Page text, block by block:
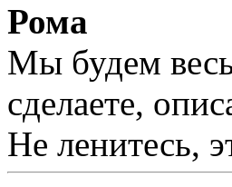
Рома
Мы будем
сделаете,
Не ленитесь,